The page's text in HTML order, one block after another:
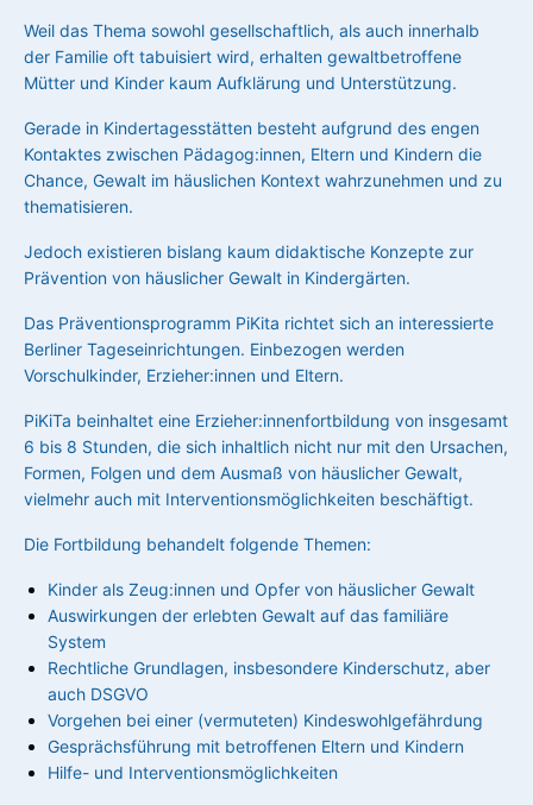
Weil das Thema sowohl gesellschaftlich, als auch innerhalb
der Familie oft tabuisiert wird, erhalten gewaltbetroffene
Mütter und Kinder kaum Aufklärung und Unterstützung.
Gerade in Kindertagesstätten besteht aufgrund des engen
Kontaktes zwischen Pädagog:innen, Eltern und Kindern die
Chance, Gewalt im häuslichen Kontext wahrzunehmen und zu
thematisieren.
Jedoch existieren bislang kaum didaktische Konzepte zur
Prävention von häuslicher Gewalt in Kindergärten.
Das Präventionsprogramm PiKita richtet sich an interessierte
Berliner Tageseinrichtungen. Einbezogen werden
Vorschulkinder, Erzieher:innen und Eltern.
PiKiTa beinhaltet eine Erzieher:innenfortbildung von insgesamt
6 bis 8 Stunden, die sich inhaltlich nicht nur mit den Ursachen,
Formen, Folgen und dem Ausmaß von häuslicher Gewalt,
vielmehr auch mit Interventionsmöglichkeiten beschäftigt.
Die Fortbildung behandelt folgende Themen:
Kinder als Zeug:innen und Opfer von häuslicher Gewalt
Auswirkungen der erlebten Gewalt auf das familiäre
System
Rechtliche Grundlagen, insbesondere Kinderschutz, aber
auch DSGVO
Vorgehen bei einer (vermuteten) Kindeswohlgefährdung
Gesprächsführung mit betroffenen Eltern und Kindern
Hilfe- und Interventionsmöglichkeiten